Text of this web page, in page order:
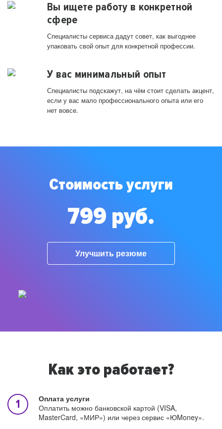
Вы ищете работу в конкретной
сфере
Специалисты сервиса дадут совет, как выгоднее
упаковать свой опыт для конкретной профессии.
У вас минимальный опыт
Специалисты подскажут, на чём стоит сделать акцент,
если у вас мало профессионального опыта или его
нет вовсе.
Стоимость услуги
799 руб.
Улучшить резюме
Как это работает?
Оплата услуги
Оплатить можно банковской картой (VISA,
MasterCard, «МИР») или через сервис «ЮMoney».